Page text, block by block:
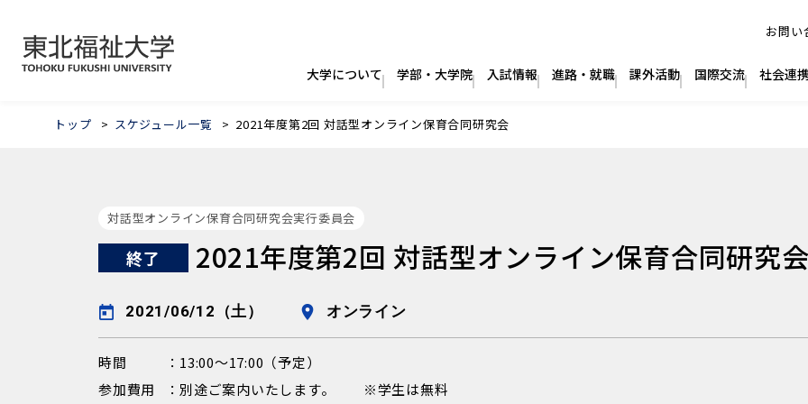
トップ スケジュール一覧 2021年度第2回 対話型オンライン保育合同研究会
対話型オンライン保育合同研究会実行委員会
終了 2021年度第2回 対話型オンライン保育合同研究
2021/06/12（土） オンライン
時間
13:00〜17:00（予定）
参加費用
別途ご案内いたします。 ※学生は無料